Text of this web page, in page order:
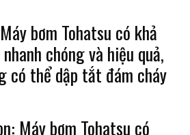
bơm Tohatsu có khả
chóng và hiệu quả,
có thể dập tắt đám cháy
Máy bơm Tohatsu có